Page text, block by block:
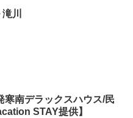
川
寒南デラックスハウス/民
STAY提供】